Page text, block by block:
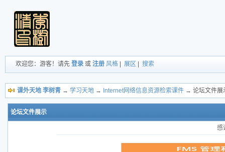
欢迎您：游客！请先 登录 或 注册 风格 展区 搜索
课外天地 李树青 → 学习天地 → Internet网络信息资源检索课件 → 论坛文件展
论坛文件展示
感